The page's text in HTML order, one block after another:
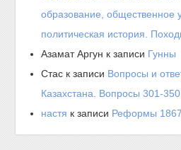
образование, общественное
политическая история.
Азамат Аргун к записи Гунны
Стас к записи Вопросы и
Казахстана. Вопросы 301-350
настя к записи Реформы